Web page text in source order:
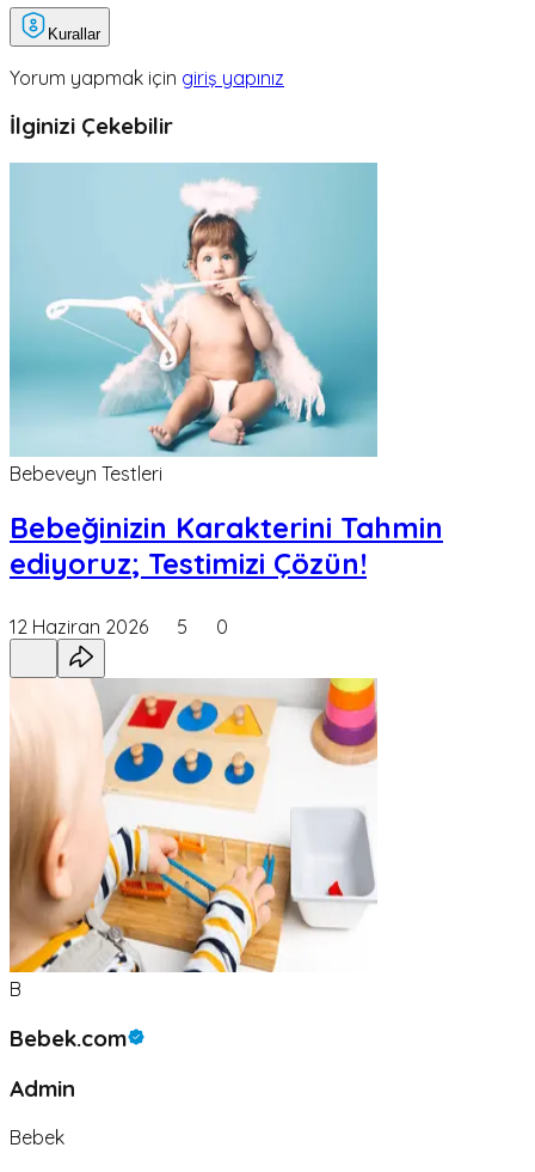
Kurallar
Yorum yapmak için giriş yapınız
İlginizi Çekebilir
Bebeveyn Testleri
Bebeğinizin Karakterini Tahmin
ediyoruz; Testimizi Çözün!
12 Haziran 2026 5 0
B
Bebek.com
Admin
Bebek